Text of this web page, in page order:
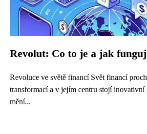
Revolut: Co to je a jak
Revoluce ve světě financí Svět financí
transformací a v jejím centru stojí inovativní
mění...